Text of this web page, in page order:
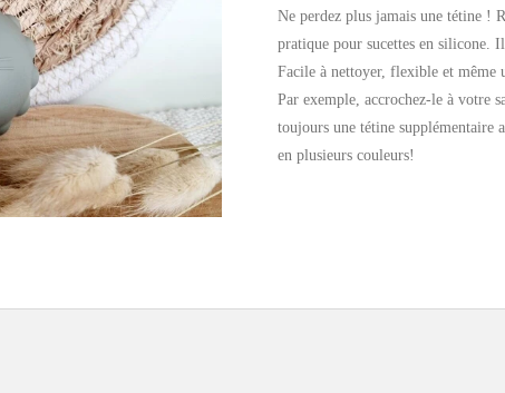
Ne perdez plus jamais une tétine !
pratique pour sucettes en silicone.
Facile à nettoyer, flexible et même
Par exemple, accrochez-le à votre
toujours une tétine supplémentaire
en plusieurs couleurs!